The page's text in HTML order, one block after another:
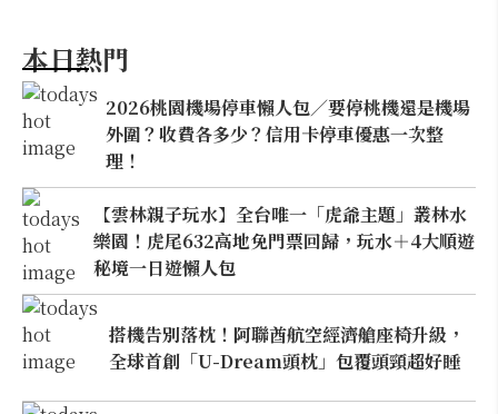
本日熱門
2026桃園機場停車懶人包／要停桃機還是機場
外圍？收費各多少？信用卡停車優惠一次整
理！
【雲林親子玩水】全台唯一「虎爺主題」叢林水
樂園！虎尾632高地免門票回歸，玩水＋4大順遊
秘境一日遊懶人包
搭機告別落枕！阿聯酋航空經濟艙座椅升級，
全球首創「U-Dream頭枕」包覆頭頸超好睡